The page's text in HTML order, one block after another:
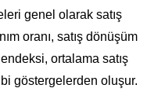
genel olarak satış
oranı, satış dönüşüm
ortalama satış
göstergelerden oluşur.